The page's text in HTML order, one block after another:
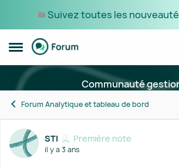
Suivez toutes les
Ouvrir Menu Latéral
Passer au contenu
Communauté
Forum Analytique et tableau de bord
Forum Discussion
STI Première note
il y a 3 ans